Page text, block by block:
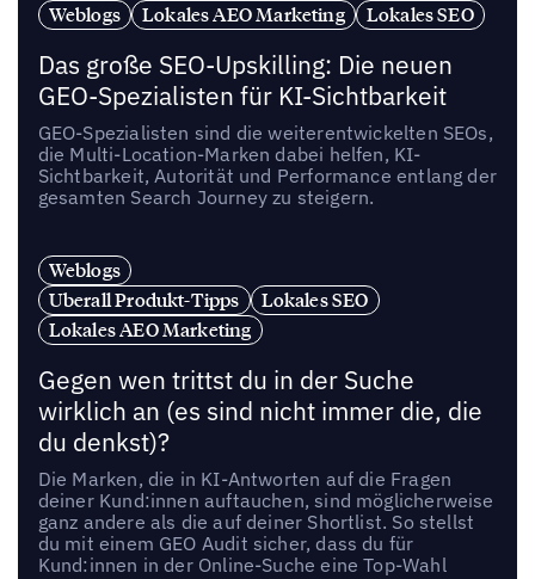
Weblogs Lokales AEO Marketing Lokales SEO
Das große SEO-Upskilling: Die neuen
GEO-Spezialisten für KI-Sichtbarkeit
GEO-Spezialisten sind die weiterentwickelten SEOs,
die Multi-Location-Marken dabei helfen, KI-
Sichtbarkeit, Autorität und Performance entlang der
gesamten Search Journey zu steigern.
Weblogs
Uberall Produkt-Tipps
Lokales SEO
Lokales AEO Marketing
Gegen wen trittst du in der Suche
wirklich an (es sind nicht immer die, die
du denkst)?
Die Marken, die in KI-Antworten auf die Fragen
deiner Kund:innen auftauchen, sind möglicherweise
ganz andere als die auf deiner Shortlist. So stellst
du mit einem GEO Audit sicher, dass du für
Kund:innen in der Online-Suche eine Top-Wahl